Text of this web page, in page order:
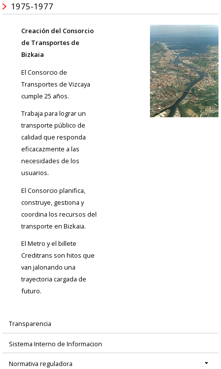
1975-1977
Creación del Consorcio
de Transportes de
Bizkaia
El Consorcio de
Transportes de Vizcaya
cumple 25 años.
Trabaja para lograr un
transporte público de
calidad que responda
eficacazmente a las
necesidades de los
usuarios.
El Consorcio planifica,
construye, gestiona y
coordina los recursos del
transporte en Bizkaia.
El Metro y el billete
Creditrans son hitos que
van jalonando una
trayectoria cargada de
futuro.
Menú
principal
Transparencia
Sistema Interno de Informacion
Normativa reguladora